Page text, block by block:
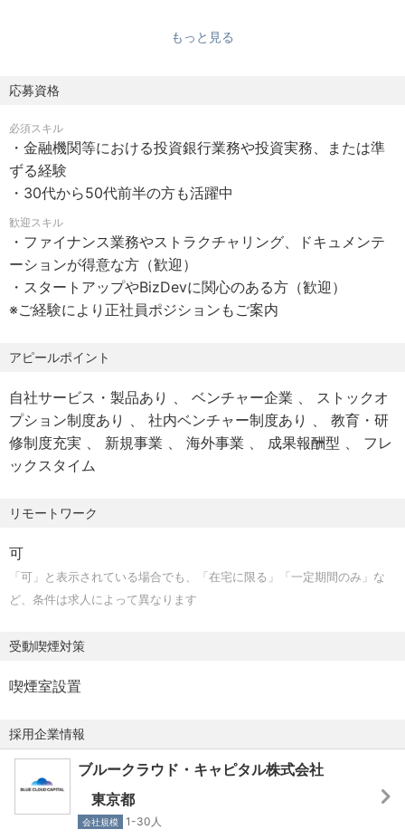
・投資ファンドや金融サービスに関する事業開発全般
・具体的にはビジネスモデル立案、ファイナンス業務、フ
ァンドセットアップ（組合組成等）、ストラクチャリング
・ドキュメンテーション、PoC（概念実証）、採用関連、
営業ツール制作、付随業務
※フルリモートワーク（夜間の社内打合わせはオフライン）
※副業やWワークでの取り組み（夜間・土日の稼働も可）
実現したいビジョンをもとに、原則、未開拓のビジネスモ
プロダクトの価値を見出します。
源の投下により、生み出した事業をグロースさせます。
■報酬体系
・時間単価報酬（ご経験を基に個別で設定）
ョン、レベニューシェア等）
もっと見る
応募資格
必須スキル
・金融機関等における投資銀行業務や投資実務、または準
ずる経験
・30代から50代前半の方も活躍中
歓迎スキル
・ファイナンス業務やストラクチャリング、ドキュメンテ
ーションが得意な方（歓迎）
・スタートアップやBizDevに関心のある方（歓迎）
※ご経験により正社員ポジションもご案内
アピールポイント
自社サービス・製品あり ベンチャー企業
ストックオ
プション制度あり
社内ベンチャー制度あり
教育・研
修制度充実
新規事業 海外事業 成果報酬型
フレ
ックスタイム
リモートワーク
可
「可」と表示されている場合でも、「在宅に限る」「一定期間のみ」な
ど、条件は求人によって異なります
受動喫煙対策
喫煙室設置
採用企業情報
ブルークラウド・キャピタル株式会社
東京都
会社規模 1-30人